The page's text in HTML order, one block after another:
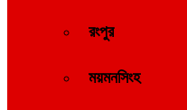
রংপুর
ময়মনসিংহ